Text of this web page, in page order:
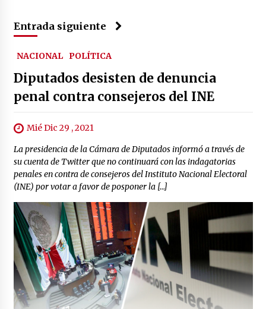
Entrada siguiente
NACIONAL POLÍTICA
Diputados desisten de denuncia
penal contra consejeros del INE
Mié Dic 29 , 2021
La presidencia de la Cámara de Diputados informó a través de
su cuenta de Twitter que no continuará con las indagatorias
penales en contra de consejeros del Instituto Nacional Electoral
(INE) por votar a favor de posponer la […]